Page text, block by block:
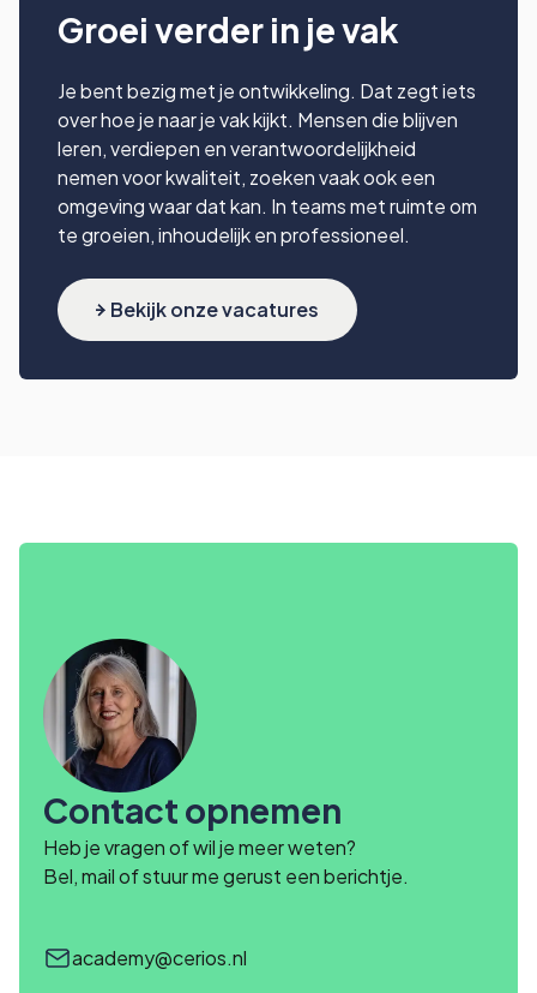
Groei verder in je vak
Je bent bezig met je ontwikkeling. Dat zegt iets
over hoe je naar je vak kijkt. Mensen die blijven
leren, verdiepen en verantwoordelijkheid
nemen voor kwaliteit, zoeken vaak ook een
omgeving waar dat kan. In teams met ruimte om
te groeien, inhoudelijk en professioneel.
Bekijk onze vacatures
Contact opnemen
Heb je vragen of wil je meer weten?
Bel, mail of stuur me gerust een berichtje.
academy@cerios.nl